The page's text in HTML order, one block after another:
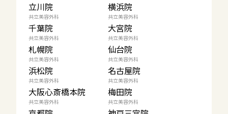
立川院 横浜院
共立美容外科
千葉院
共立美容外科
大宮院
共立美容外科
札幌院
共立美容外科
仙台院
共立美容外科
浜松院
共立美容外科
名古屋院
共立美容外科
大阪心斎橋本院
共立美容外科
梅田院
共立美容外科 共立美容外科